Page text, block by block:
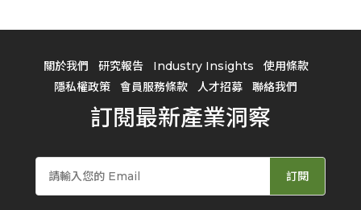
關於我們 研究報告 Industry Insights
使用條款
隱私權政策
會員服務條款 人才招募 聯絡我們
訂閱最新產業洞察
訂閱